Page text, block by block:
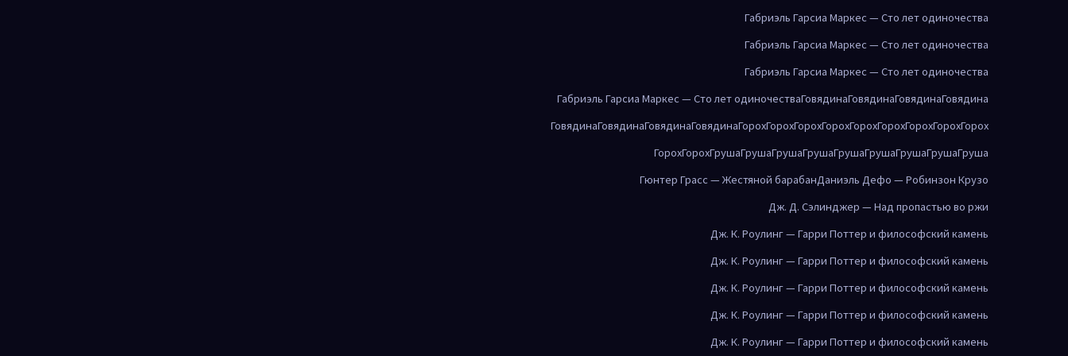
Габриэль Гарсиа Маркес — Сто лет одиночества
Габриэль Гарсиа Маркес — Сто лет одиночества
Габриэль Гарсиа Маркес — Сто лет одиночества
Габриэль Гарсиа Маркес — Сто лет одиночестваГовядинаГовядинаГовядинаГовядина
ГовядинаГовядинаГовядинаГовядинаГорохГорохГорохГорохГорохГорохГорохГорохГорох
ГорохГорохГрушаГрушаГрушаГрушаГрушаГрушаГрушаГрушаГруша
Гюнтер Грасс — Жестяной барабанДаниэль Дефо — Робинзон Крузо
Дж. Д. Сэлинджер — Над пропастью во ржи
Дж. К. Роулинг — Гарри Поттер и философский камень
Дж. К. Роулинг — Гарри Поттер и философский камень
Дж. К. Роулинг — Гарри Поттер и философский камень
Дж. К. Роулинг — Гарри Поттер и философский камень
Дж. К. Роулинг — Гарри Поттер и философский камень